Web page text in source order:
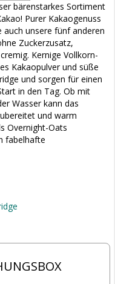
bärenstarkes Sortiment
Purer Kakaogenuss
unsere fünf anderen
Zuckerzusatz,
Kernige Vollkorn-
Kakaopulver und süße
und sorgen für einen
in den Tag. Ob mit
Wasser kann das
und warm
Overnight-Oats
fabelhafte